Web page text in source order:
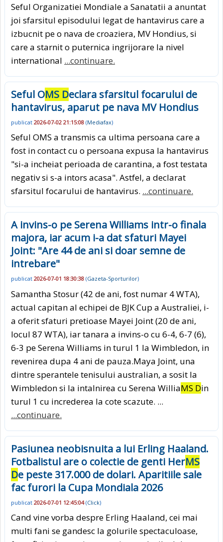
Seful Organizatiei Mondiale a Sanatatii a anuntat
joi sfarsitul episodului legat de hantavirus care a
izbucnit pe o nava de croaziera, MV Hondius, si
care a starnit o puternica ingrijorare la nivel
international ...continuare.
Seful OMS Declara sfarsitul focarului de
hantavirus, aparut pe nava MV Hondius
publicat 2026-07-02 21:15:08 (Mediafax)
Seful OMS a transmis ca ultima persoana care a
fost in contact cu o persoana expusa la hantavirus
"si-a incheiat perioada de carantina, a fost testata
negativ si s-a intors acasa". Astfel, a declarat
sfarsitul focarului de hantavirus. ...continuare.
A invins-o pe Serena Williams intr-o finala
majora, iar acum i-a dat sfaturi Mayei
Joint: "Are 44 de ani si doar semne de
intrebare"
publicat 2026-07-01 18:30:38 (Gazeta-Sporturilor)
Samantha Stosur (42 de ani, fost numar 4 WTA),
actual capitan al echipei de BJK Cup a Australiei, i-
a oferit sfaturi pretioase Mayei Joint (20 de ani,
locul 87 WTA), iar tanara a invins-o cu 6-4, 6-7 (6),
6-3 pe Serena Williams in turul 1 la Wimbledon, in
revenirea dupa 4 ani de pauza.Maya Joint, una
dintre sperantele tenisului australian, a sosit la
Wimbledon si la intalnirea cu Serena WilliaMS Din
turul 1 cu increderea la cote scazute. ...
...continuare.
Pasiunea neobisnuita a lui Erling Haaland.
Fotbalistul are o colectie de genti HerMS
De peste 317.000 de dolari. Aparitiile sale
fac furori la Cupa Mondiala 2026
publicat 2026-07-01 12:45:04(Click)
Cand vine vorba despre Erling Haaland, cei mai
multi fani se gandesc la golurile spectaculoase,